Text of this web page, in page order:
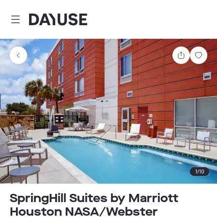
Dayuse
1/10
SpringHill Suites by Marriott
Houston NASA/Webster